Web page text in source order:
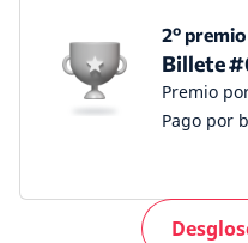
2º premio
Billete
Premio
Pago por